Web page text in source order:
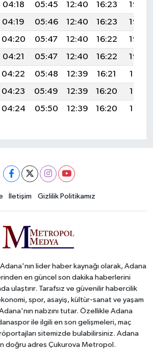
04:18 05:45 12:40 16:23
19:26
04:19 05:46 12:40 16:23
19:25
04:20 05:47 12:40 16:22
19:23
04:21 05:47 12:40 16:22
19:22
04:22 05:48 12:39 16:21
19:21
04:23 05:49 12:39 16:20
19:19
04:24 05:50 12:39 16:20 19:18
İletişim Gizlilik Politikamız
lider haber kaynağı olarak, Adana
en güncel son dakika haberlerini
ulaştırır. Tarafsız ve güvenilir habercilik
spor, asayiş, kültür-sanat ve yaşam
nabzını tutar. Özellikle Adana
ile ilgili en son gelişmeleri, maç
sitemizde bulabilirsiniz. Adana
doğru adres Çukurova Metropol.